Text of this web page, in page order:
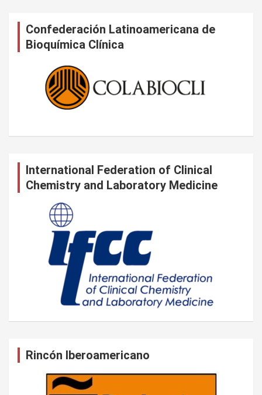
Confederación Latinoamericana de
Bioquímica Clínica
International Federation of Clinical
Chemistry and Laboratory Medicine
Rincón Iberoamericano